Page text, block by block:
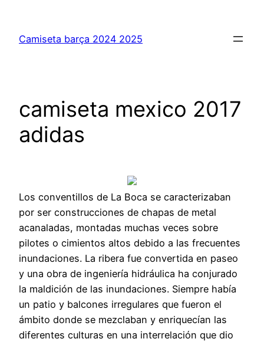
contenido
Camiseta barça 2024 2025
camiseta mexico 2017
adidas
Los conventillos de La Boca se caracterizaban
por ser construcciones de chapas de metal
acanaladas, montadas muchas veces sobre
pilotes o cimientos altos debido a las frecuentes
inundaciones. La ribera fue convertida en paseo
y una obra de ingeniería hidráulica ha conjurado
la maldición de las inundaciones. Siempre había
un patio y balcones irregulares que fueron el
ámbito donde se mezclaban y enriquecían las
diferentes culturas en una interrelación que dio